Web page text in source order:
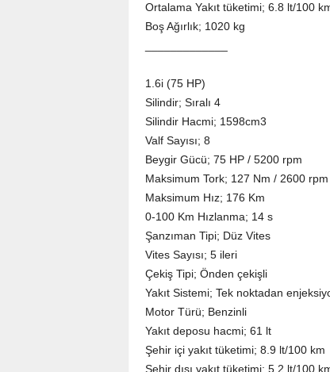
Ortalama Yakıt tüketimi; 6.8 lt/100
Boş Ağırlık; 1020 kg
1.6i (75 HP)
Silindir; Sıralı 4
Silindir Hacmi; 1598cm3
Valf Sayısı; 8
Beygir Gücü; 75 HP / 5200 rpm
Maksimum Tork; 127 Nm / 2600 rpm
Maksimum Hız; 176 Km
0-100 Km Hızlanma; 14 s
Şanzıman Tipi; Düz Vites
Vites Sayısı; 5 ileri
Çekiş Tipi; Önden çekişli
Yakıt Sistemi; Tek noktadan
Motor Türü; Benzinli
Yakıt deposu hacmi; 61 lt
Şehir içi yakıt tüketimi; 8.9 lt/100 km
Şehir dışı yakıt tüketimi; 5.2 lt/100